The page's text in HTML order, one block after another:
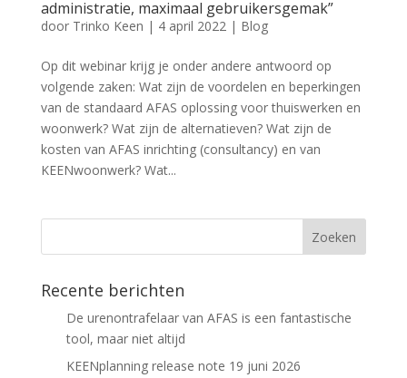
administratie, maximaal gebruikersgemak”
door Trinko Keen | 4 april 2022| Blog
Op dit webinar krijg je onder andere antwoord op
volgende zaken: Wat zijn de voordelen en beperkingen
van de standaard AFAS oplossing voor thuiswerken en
woonwerk? Wat zijn de alternatieven? Wat zijn de
kosten van AFAS inrichting (consultancy) en van
KEENwoonwerk? Wat...
Recente berichten
De urenontrafelaar van AFAS is een fantastische
tool, maar niet altijd
KEENplanning release note 19 juni 2026